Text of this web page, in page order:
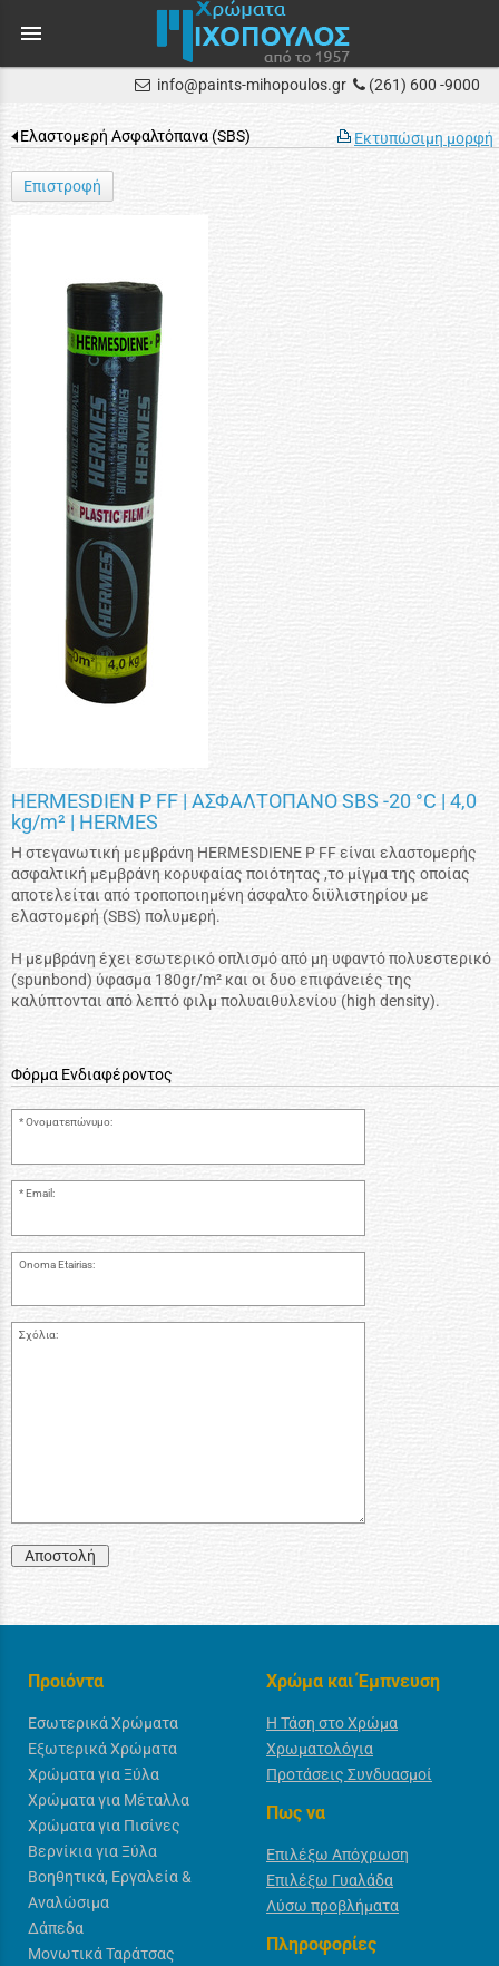
menu
info@paints-mihopoulos.gr (261) 600 -9000
Εκτυπώσιμη μορφή
Ελαστομερή Ασφαλτόπανα (SBS)
Επιστροφή
HERMESDIEN P FF | ΑΣΦΑΛΤΟΠΑΝΟ SBS -20 °C | 4,0
kg/m² | HERMES
Η στεγανωτική μεμβράνη HERMESDIENE P FF είναι ελαστομερής
ασφαλτική μεμβράνη κορυφαίας ποιότητας ,το μίγμα της οποίας
αποτελείται από τροποποιημένη άσφαλτο διϋλιστηρίου με
ελαστομερή (SBS) πολυμερή.
Η μεμβράνη έχει εσωτερικό οπλισμό από μη υφαντό πολυεστερικό
(spunbond) ύφασμα 180gr/m² και οι δυο επιφάνειές της
καλύπτονται από λεπτό φιλμ πολυαιθυλενίου (high density).
Φόρμα Ενδιαφέροντος
Ονοματεπώνυμο:
Email:
Onoma Etairias:
Σχόλια:
Αποστολή
Προιόντα
Εσωτερικά Χρώματα
Εξωτερικά Χρώματα
Χρώματα για Ξύλα
Χρώματα για Μέταλλα
Χρώματα για Πισίνες
Βερνίκια για Ξύλα
Βοηθητικά, Εργαλεία &
Αναλώσιμα
Δάπεδα
Μονωτικά Ταράτσας
Χρώμα και Έμπνευση
Η Τάση στο Χρώμα
Χρωματολόγια
Προτάσεις Συνδυασμοί
Πως να
Επιλέξω Απόχρωση
Επιλέξω Γυαλάδα
Λύσω προβλήματα
Πληροφορίες